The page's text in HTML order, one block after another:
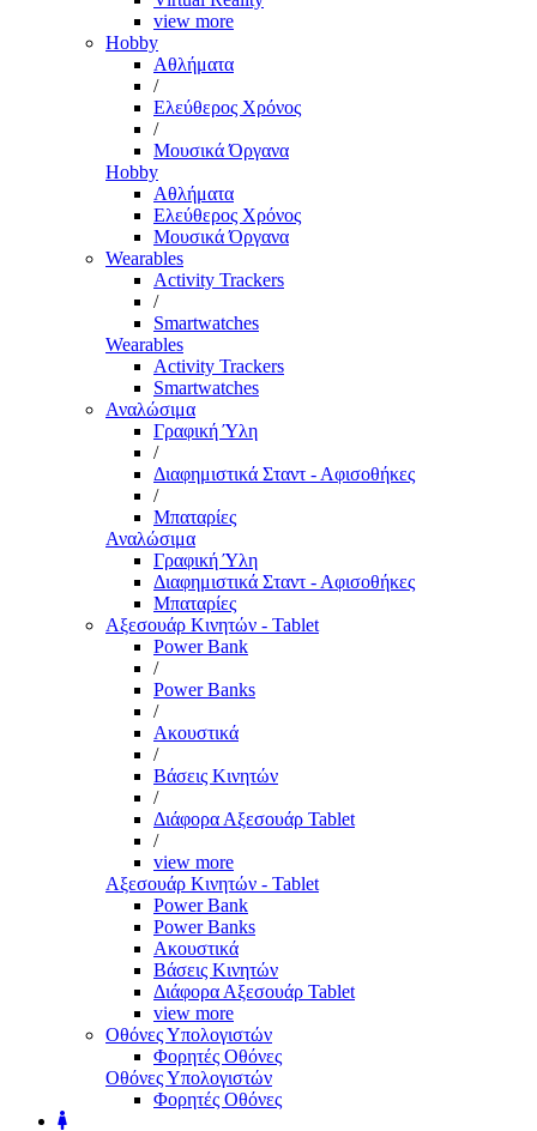
view more
Hobby
Αθλήματα
/
Ελεύθερος Χρόνος
/
Μουσικά Όργανα
Hobby
Αθλήματα
Ελεύθερος Χρόνος
Μουσικά Όργανα
Wearables
Activity Trackers
/
Smartwatches
Wearables
Activity Trackers
Smartwatches
Αναλώσιμα
Γραφική Ύλη
/
Διαφημιστικά Σταντ - Αφισοθήκες
/
Μπαταρίες
Αναλώσιμα
Γραφική Ύλη
Διαφημιστικά Σταντ - Αφισοθήκες
Μπαταρίες
Αξεσουάρ Κινητών - Tablet
Power Bank
/
Power Banks
/
Ακουστικά
/
Βάσεις Κινητών
/
Διάφορα Αξεσουάρ Tablet
/
view more
Αξεσουάρ Κινητών - Tablet
Power Bank
Power Banks
Ακουστικά
Βάσεις Κινητών
Διάφορα Αξεσουάρ Tablet
view more
Οθόνες Υπολογιστών
Φορητές Οθόνες
Οθόνες Υπολογιστών
Φορητές Οθόνες